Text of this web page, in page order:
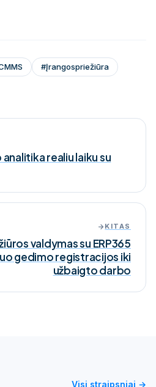
#Įrangospriežiūra
realiu laiku su
KITAS
valdymas su ERP365
gedimo registracijos iki
užbaigto darbo
Visi straipsniai →